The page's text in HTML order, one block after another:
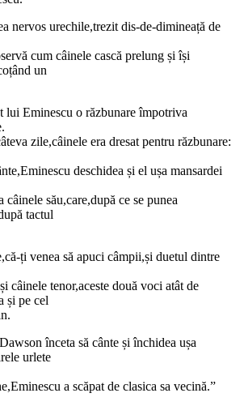
nervos urechile,trezit dis-de-dimineață de
cum câinele cască prelung și își
un
lui Eminescu o răzbunare împotriva
zile,câinele era dresat pentru răzbunare:
deschidea și el ușa mansardei
său,care,după ce se punea
tactul
ți venea să apuci câmpii,și duetul dintre
câinele tenor,aceste două voci atât de
și pe cel
înceta să cânte și închidea ușa
urlete
a scăpat de clasica sa vecină.”